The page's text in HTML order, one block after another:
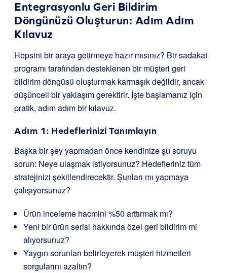
Entegrasyonlu Geri Bildirim
Döngünüzü Oluşturun: Adım Adım
Kılavuz
Hepsini bir araya getirmeye hazır mısınız? Bir sadakat
programı tarafından desteklenen bir müşteri geri
bildirim döngüsü oluşturmak karmaşık değildir, ancak
düşünceli bir yaklaşım gerektirir. İşte başlamanız için
pratik, adım adım bir kılavuz.
Adım 1: Hedeflerinizi Tanımlayın
Başka bir şey yapmadan önce kendinize şu soruyu
sorun: Neye ulaşmak istiyorsunuz? Hedefleriniz tüm
stratejinizi şekillendirecektir. Şunları mı yapmaya
çalışıyorsunuz?
Ürün inceleme hacmini %50 arttırmak mı?
Yeni bir ürün serisi hakkında özel geri bildirim mi
alıyorsunuz?
Yaygın sorunları belirleyerek müşteri hizmetleri
sorgularını azaltın?